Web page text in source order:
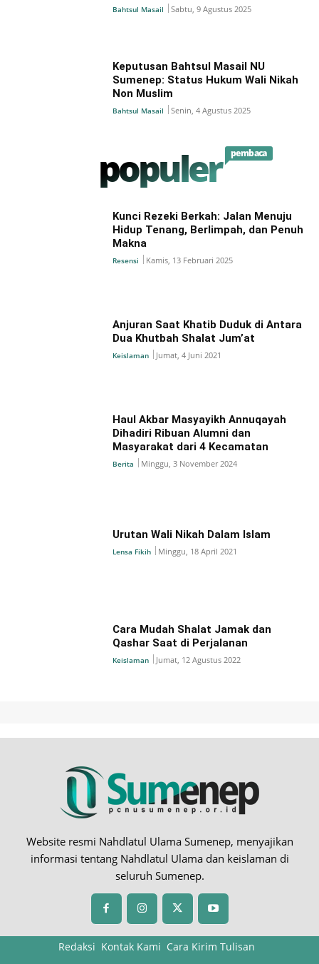
Bahtsul Masail Sabtu, 9 Agustus 2025
Keputusan Bahtsul Masail NU
Sumenep: Status Hukum Wali Nikah
Non Muslim
Bahtsul Masail Senin, 4 Agustus 2025
populer pembaca
Kunci Rezeki Berkah: Jalan Menuju
Hidup Tenang, Berlimpah, dan Penuh
Makna
Resensi Kamis, 13 Februari 2025
Anjuran Saat Khatib Duduk di Antara
Dua Khutbah Shalat Jum’at
Keislaman Jumat, 4 Juni 2021
Haul Akbar Masyayikh Annuqayah
Dihadiri Ribuan Alumni dan
Masyarakat dari 4 Kecamatan
Berita Minggu, 3 November 2024
Urutan Wali Nikah Dalam Islam
Lensa Fikih Minggu, 18 April 2021
Cara Mudah Shalat Jamak dan
Qashar Saat di Perjalanan
Keislaman Jumat, 12 Agustus 2022
Website resmi Nahdlatul Ulama Sumenep, menyajikan
informasi tentang Nahdlatul Ulama dan keislaman di
seluruh Sumenep.
Redaksi Kontak Kami Cara Kirim Tulisan